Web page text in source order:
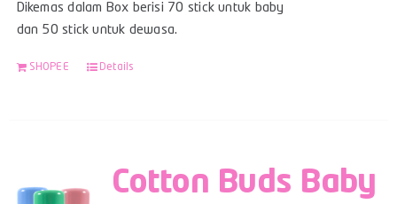
Dikemas dalam Box berisi 70 stick untuk baby
dan 50 stick untuk dewasa.
SHOPEE Details
Cotton Buds Baby